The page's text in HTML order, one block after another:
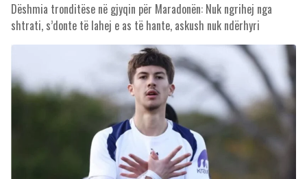
Dëshmia tronditëse në gjyqin për Maradonën: Nuk ngrihej nga
shtrati, s’donte të lahej e as të hante, askush nuk ndërhyri